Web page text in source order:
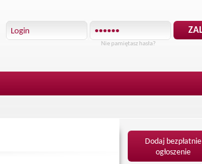
Nie pamiętasz hasła?
Dodaj bezpłatnie
ogłoszenie